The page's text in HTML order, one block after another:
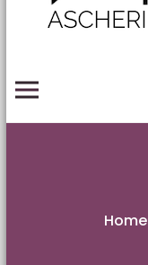
Home